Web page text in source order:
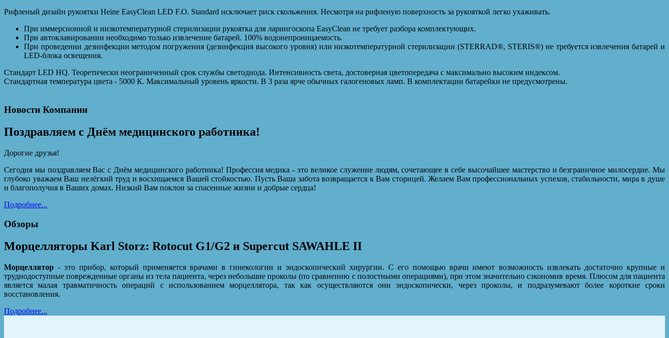
Рифленый дизайн рукоятки Heine EasyClean LED F.O. Standard исключает риск скольжения. Несмотря на рифленую поверхность за рукояткой легко ухаживать.
При иммерсионной и низкотемпературной стерилизации рукоятка для ларингоскопа EasyClean не требует разбора комплектующих.
При автоклавировании необходимо только извлечение батарей. 100% водонепроницаемость.
При проведении дезинфекции методом погружения (дезинфекция высокого уровня) или низкотемпературной стерилизации (STERRAD®, STERIS®) не требуется извлечения батарей и
LED-блока освещения.
Стандарт LED HQ. Теоретически неограниченный срок службы светодиода. Интенсивность света, достоверная цветопередача с максимально высоким индексом.
Стандартная температура цвета - 5000 К. Максимальный уровень яркости. В 3 раза ярче обычных галогеновых ламп. В комплектации батарейки не предусмотрены.
Новости Компании
Поздравляем с Днём медицинского работника!
Дорогие друзья!
Сегодня мы поздравляем Вас с Днём медицинского работника! Профессия медика - это великое служение людям, сочетающее в себе высочайшее мастерство и безграничное милосердие. Мы
глубоко уважаем Ваш нелёгкий труд и восхищаемся Вашей стойкостью. Пусть Ваша забота возвращается к Вам сторицей. Желаем Вам профессиональных успехов, стабильности, мира в душе
и благополучия в Ваших домах. Низкий Вам поклон за спасенные жизни и добрые сердца!
Подробнее...
Обзоры
Морцелляторы Karl Storz: Rotocut G1/G2 и Supercut SAWAHLE II
Морцеллятор - это прибор, который применяется врачами в гинекологии и эндоскопический хирургии. С его помощью врачи имеют возможность извлекать достаточно крупные и
труднодоступные поврежденные органы из тела пациента, через небольшие проколы (по сравнению с полостными операциями), при этом значительно сэкономив время. Плюсом для пациента
является малая травматичность операций с использованием морцеллятора, так как осуществляются они эндоскопически, через проколы, и подразумевают более короткие сроки
восстановления.
Подробнее...